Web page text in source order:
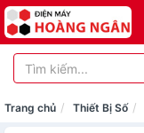
Trang chủ Thiết Bị Số